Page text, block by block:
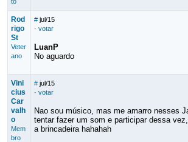
Rod
rigo
St
Veter
ano
# jul/15
· votar
LuanP
No aguardo
Vini
cius
Car
valh
o
Mem
bro
# jul/15
· votar
Nao sou músico, mas me amarro nesses
tentar fazer um som e participar dessa
a brincadeira hahahah